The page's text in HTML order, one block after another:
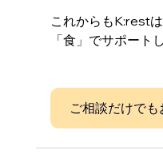
これからもK:rest
「食」でサポート